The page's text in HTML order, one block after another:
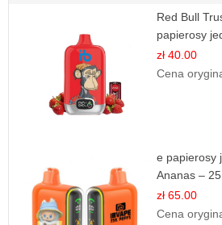
Red Bull
papierosy
zł 40.00
Cena
e papierosy
Ananas –
zł 65.00
Cena